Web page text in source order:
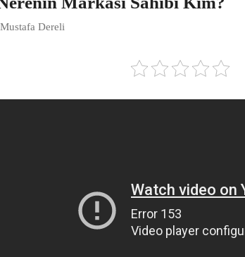
Mustafa Dereli